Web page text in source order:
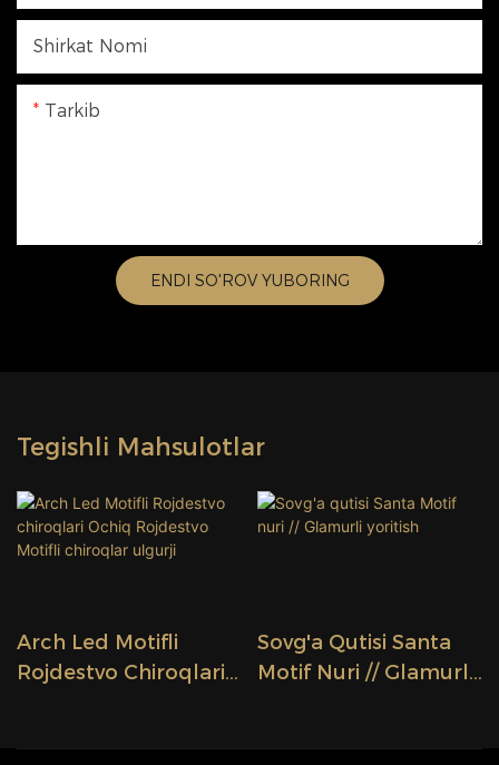
Shirkat Nomi
Tarkib
ENDI SO'ROV YUBORING
Tegishli Mahsulotlar
Arch Led Motifli
Rojdestvo Chiroqlari
Sovg'a Qutisi Santa
Motif Nuri // Glamurli